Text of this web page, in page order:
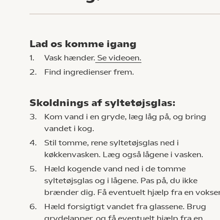
Lad os komme igang
1. Vask hænder. Se videoen.
2.
Find ingredienser frem.
Skoldnings af syltetøjsglas:
3.
Kom vand i en gryde, læg låg på, og bring
vandet i kog.
4.
Stil tomme, rene syltetøjsglas ned i
køkkenvasken. Læg også lågene i vasken.
5.
Hæld kogende vand ned i de tomme
syltetøjsglas og i lågene. Pas på, du ikke
brænder dig. Få eventuelt hjælp fra en
6.
Hæld forsigtigt vandet fra glassene. Brug